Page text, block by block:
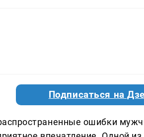
Подписаться на
ошибки